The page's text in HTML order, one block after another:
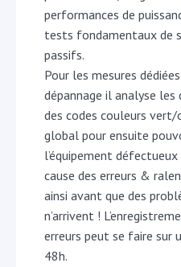
performances de
tests fondamentaux de
passifs.
Pour les mesures
dépannage il analyse
des codes couleurs vert/
global pour ensuite
l’équipement
cause des erreurs &
ainsi avant que des
n’arrivent !
erreurs peut se faire sur
48h.